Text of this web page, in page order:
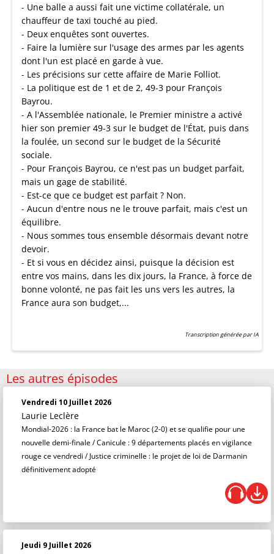
- Une balle a aussi fait une victime collatérale, un
chauffeur de taxi touché au pied.
- Deux enquêtes sont ouvertes.
- Faire la lumière sur l'usage des armes par les agents
dont l'un est placé en garde à vue.
- Les précisions sur cette affaire de Marie Folliot.
- La politique est de 1 et de 2, 49-3 pour François
Bayrou.
- A l'Assemblée nationale, le Premier ministre a activé
hier son premier 49-3 sur le budget de l'État, puis dans
la foulée, un second sur le budget de la Sécurité
sociale.
- Pour François Bayrou, ce n'est pas un budget parfait,
mais un gage de stabilité.
- Est-ce que ce budget est parfait ? Non.
- Aucun d'entre nous ne le trouve parfait, mais c'est un
équilibre.
- Nous sommes tous ensemble désormais devant notre
devoir.
- Et si vous en décidez ainsi, puisque la décision est
entre vos mains, dans les dix jours, la France, à force de
bonne volonté, ne pas fait les uns vers les autres, la
France aura son budget,...
Transcription générée par IA
Les autres épisodes
Vendredi 10 Juillet 2026
Laurie Leclère
Mondial-2026 : la France bat le Maroc (2-0) et se qualifie pour une
nouvelle demi-finale / Canicule : 9 départements placés en vigilance
rouge ce vendredi / Justice criminelle : le projet de loi de Darmanin
définitivement adopté
Jeudi 9 Juillet 2026